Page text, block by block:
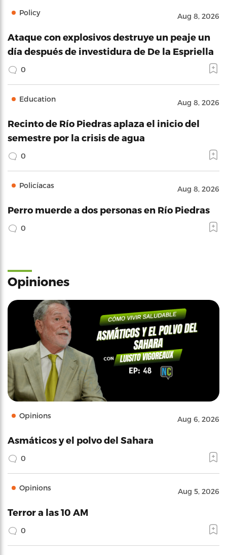
Policy Aug 8, 2026
Ataque con explosivos destruye un peaje un
día después de investidura de De la Espriella
0
Education Aug 8, 2026
Recinto de Río Piedras aplaza el inicio del
semestre por la crisis de agua
0
Policíacas Aug 8, 2026
Perro muerde a dos personas en Río Piedras
0
Opiniones
Opinions Aug 6, 2026
Asmáticos y el polvo del Sahara
0
Opinions Aug 5, 2026
Terror a las 10 AM
0